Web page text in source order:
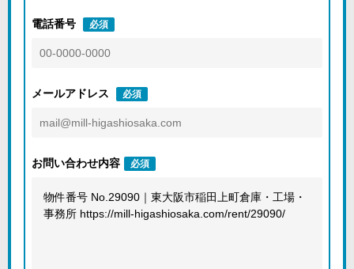
電話番号 必須
メールアドレス 必須
お問い合わせ内容 必須